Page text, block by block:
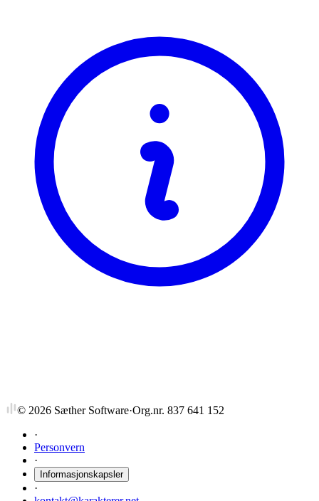
© 2026 Sæther Software·Org.nr. 837 641 152
·
Personvern
·
Informasjonskapsler
·